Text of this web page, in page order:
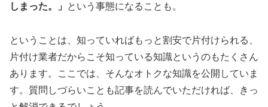
しまった。」
という事態になることも。
ということは、知っていればもっと割安で片付けられる、
片付け業者だからこそ知っている知識というのもたくさん
あります。ここでは、そんなオトクな知識を公開していま
す。質問しづらいことも記事を読んでいただければ、きっ